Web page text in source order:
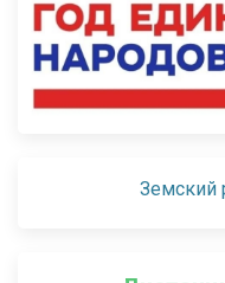
Земский